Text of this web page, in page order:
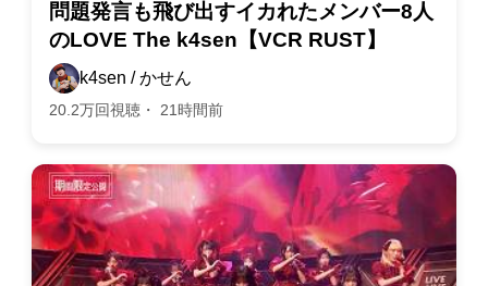
問題発言も飛び出すイカれたメンバー8人
のLOVE The k4sen【VCR RUST】
k4sen / かせん
20.2万回視聴・ 21時間前